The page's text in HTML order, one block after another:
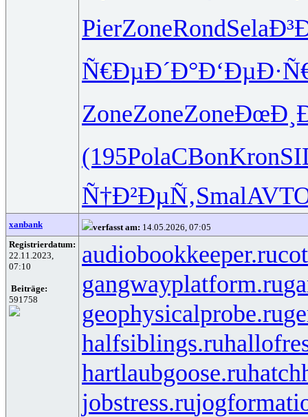
PierZoneRondSela
Ñ€ÐµÐ´Ð°
ZoneZoneZone
(195PolaCBonKron
Ñ†Ð²ÐµÑ‚Smal
xanbank verfasst am: 14.05.2026, 07:05
Registrierdatum:
22.11.2023,
07:10
Beiträge:
591758
audiobookkeeper.ru
gangwayplatform.ru
geophysicalprobe.ru
halfsiblings.ru
hartlaubgoose.ru
jobstress.ru